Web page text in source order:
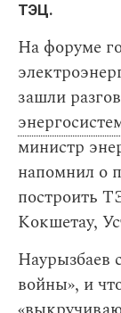
ТЭЦ.
На форуме
зашли
министр
напомнил о
построить
Кокшетау,
Наурызбаев
войны», и